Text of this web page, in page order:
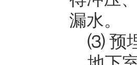
漏水。
⑶ 预